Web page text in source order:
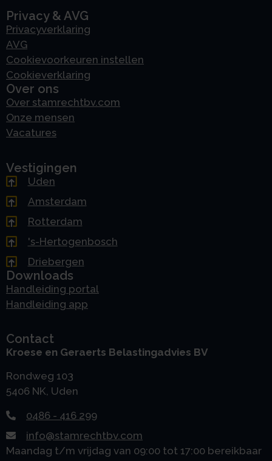
Privacy & AVG
Privacyverklaring
AVG
Cookievoorkeuren instellen
Cookieverklaring
Over ons
Over stamrechtbv.com
Onze mensen
Vacatures
Vestigingen
Uden
Amsterdam
Rotterdam
's-Hertogenbosch
Driebergen
Downloads
Handleiding portal
Handleiding app
Contact
Kroese en Geraerts Belastingadvies BV
Rondweg 103
5406 NK, Uden
0486 - 416 299
info@stamrechtbv.com
Maandag t/m vrijdag van 09:00 tot 17:00 bereikbaar